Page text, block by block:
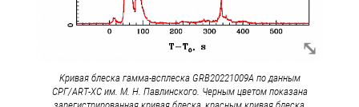
Кривая блеска гамма-всплеска GRB20221009A по данным
СРГ/ART-XC им. М. Н. Павлинского. Черным цветом показана